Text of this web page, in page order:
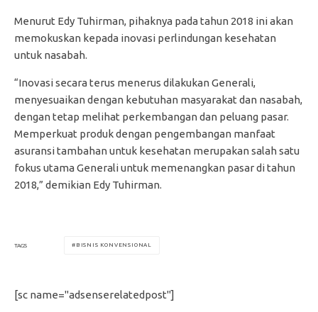
Menurut Edy Tuhirman, pihaknya pada tahun 2018 ini akan
memokuskan kepada inovasi perlindungan kesehatan
untuk nasabah.
“Inovasi secara terus menerus dilakukan Generali,
menyesuaikan dengan kebutuhan masyarakat dan nasabah,
dengan tetap melihat perkembangan dan peluang pasar.
Memperkuat produk dengan pengembangan manfaat
asuransi tambahan untuk kesehatan merupakan salah satu
fokus utama Generali untuk memenangkan pasar di tahun
2018,” demikian Edy Tuhirman.
TAGS BISNIS KONVENSIONAL
[sc name="adsenserelatedpost"]